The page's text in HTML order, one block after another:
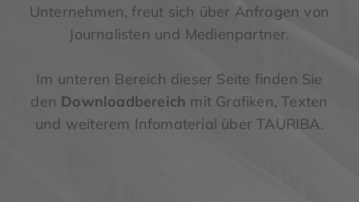
Unternehmen, freut sich über Anfragen von
Journalisten und Medienpartner.
Im unteren Bereich dieser Seite finden Sie
den Downloadbereich mit Grafiken, Texten
und weiterem Infomaterial über TAURIBA.